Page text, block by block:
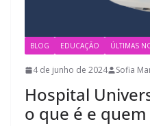
BLOG EDUCAÇÃO ÚLTIMAS
4 de junho de 2024 Sofia
Hospital
o que é e